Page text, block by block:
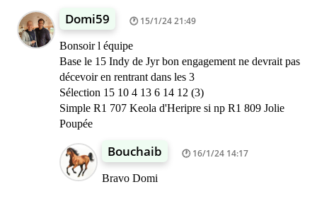
Domi59 15/1/24 21:49
Bonsoir l équipe
Base le 15 Indy de Jyr bon engagement ne devrait pas
décevoir en rentrant dans les 3
Sélection 15 10 4 13 6 14 12 (3)
Simple R1 707 Keola d'Heripre si np R1 809 Jolie
Poupée
Bouchaib 16/1/24 14:17
Bravo Domi